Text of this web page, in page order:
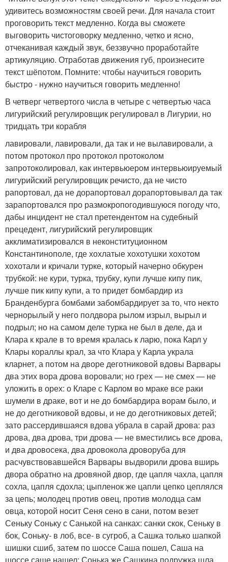
удивитесь возможностям своей речи. Для начала стоит
проговорить текст медленно. Когда вы сможете
выговорить чистоговорку медленно, четко и ясно,
отчеканивая каждый звук, беззвучно проработайте
артикуляцию. Отработав движения губ, произнесите
текст шёпотом. Помните: чтобы научиться говорить
быстро - нужно научиться говорить медленно!
В четверг четвертого числа в четыре с четвертью часа
лигурийский регулировщик регулировал в Лигурии, но
тридцать три корабля
лавировали, лавировали, да так и не вылавировали, а
потом протокол про протокол протоколом
запротоколировал, как интервьюером интервьюируемый
лигурийский регулировщик речисто, да не чисто
рапортовал, да не дорапортовал дорапортовывал да так
зарапортовался про размокропогодившуюся погоду что,
дабы инцидент не стал претендентом на судебный
прецедент, лигурийский регулировщик
акклиматизировался в неконституционном
Константинополе, где хохлатые хохотушки хохотом
хохотали и кричали турке, который начерно обкурен
трубкой: не кури, турка, трубку, купи лучше кипу пик,
лучше пик кипу купи, а то придет бомбардир из
Бранденбурга бомбами забомбардирует за то, что некто
чернорылый у него полдвора рылом изрыл, вырыл и
подрыл; но на самом деле турка не был в деле, да и
Клара к крале в то время кралась к ларю, пока Карл у
Клары кораллы крал, за что Клара у Карла украла
кларнет, а потом на дворе деготниковой вдовы Варвары
два этих вора дрова воровали; но грех — не смех — не
уложить в орех: о Кларе с Карлом во мраке все раки
шумели в драке, вот и не до бомбардира ворам было, и
не до деготниковой вдовы, и не до деготниковых детей;
зато рассердившаяся вдова убрала в сарай дрова: раз
дрова, два дрова, три дрова — не вместились все дрова,
и два дровосека, два дровокола дроворуба для
расчувствовавшейся Варвары выдворили дрова вширь
двора обратно на дровяной двор, где цапля чахла, цапля
сохла, цапля сдохла; цыпленок же цапли цепко цеплялся
за цепь; молодец против овец, против молодца сам
овца, которой носит Сеня сено в сани, потом везет
Сеньку Соньку с Санькой на санках: санки скок, Сеньку в
бок, Соньку- в лоб, все- в сугроб, а Сашка только шапкой
шишки сшиб, затем по шоссе Саша пошел, Саша на